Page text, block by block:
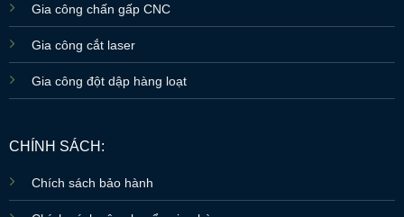
Gia công chấn gấp CNC
Gia công cắt laser
Gia công đột dập hàng loạt
CHÍNH SÁCH:
Chích sách bảo hành